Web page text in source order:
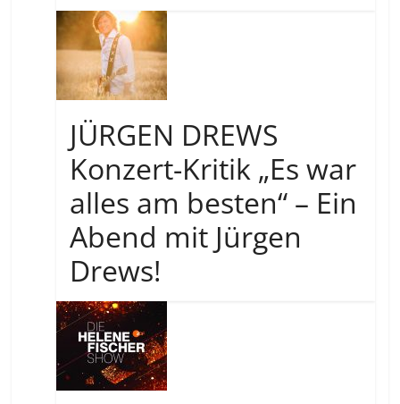
JÜRGEN DREWS
Konzert-Kritik „Es war
alles am besten“ – Ein
Abend mit Jürgen
Drews!